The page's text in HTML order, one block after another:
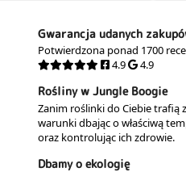
Gwarancja udanych
Potwierdzona ponad 1700
4.9
4.9
Rośliny w Jungle Boogie
Zanim roślinki do Ciebie
warunki dbając o właściwą
oraz kontrolując ich zdrowie.
Dbamy o ekologię